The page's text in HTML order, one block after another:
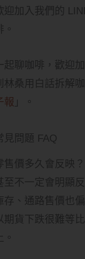
迎加入我們的
聊咖啡，歡迎
林桑用白話拆解
報 」。
見問題 FAQ
價多久會反映？
至不一定會明顯
存、通路售價也
期貨下跌很難等